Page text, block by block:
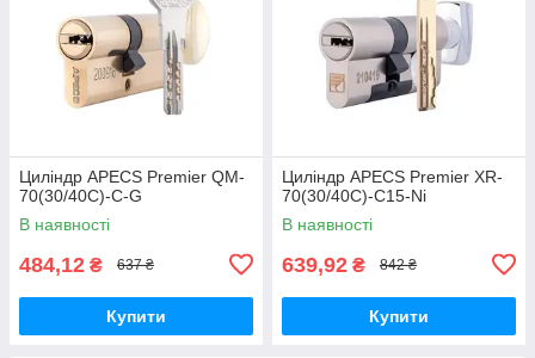
Циліндр APECS Premier QM-
70(30/40C)-C-G
В наявності
484,12 ₴ 637 ₴
Купити
Циліндр APECS Premier XR-
70(30/40C)-C15-Ni
В наявності
639,92 ₴ 842 ₴
Купити